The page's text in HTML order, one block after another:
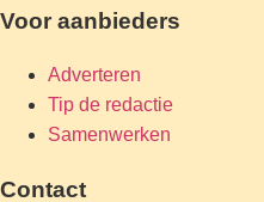
Voor aanbieders
Adverteren
Tip de redactie
Samenwerken
Contact